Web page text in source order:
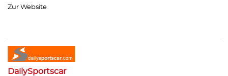
Zur Website
DailySportscar